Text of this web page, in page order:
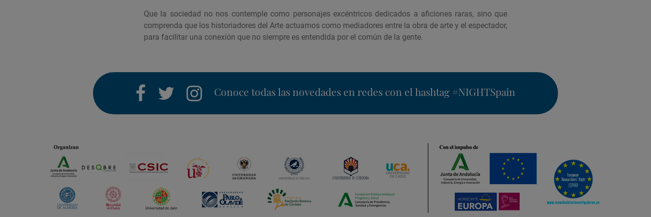
Que la sociedad no nos contemple como personajes excéntricos dedicados a aficiones raras, sino que
comprenda que los historiadores del Arte actuamos como mediadores entre la obra de arte y el espectador,
para facilitar una conexión que no siempre es entendida por el común de la gente.
facebooktwitter instagram
Conoce todas las novedades en redes con el hashtag #NIGHTSpain